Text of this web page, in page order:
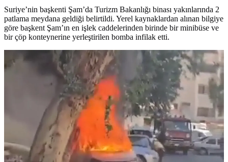
Suriye’nin başkenti Şam’da Turizm Bakanlığı binası yakınlarında 2
patlama meydana geldiği belirtildi. Yerel kaynaklardan alınan bilgiye
göre başkent Şam’ın en işlek caddelerinden birinde bir minibüse ve
bir çöp konteynerine yerleştirilen bomba infilak etti.